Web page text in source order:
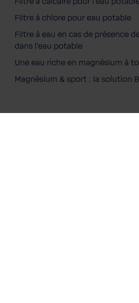
ADA my forest FRIENDS -
dans un sac en toile
10,90 € Prix TTC, frais de
Filtre à chlore pour eau potable
Filtre à eau en cas de présence
dans l'eau potable
Une eau riche en magnésium à
Magnésium & sport : la solution